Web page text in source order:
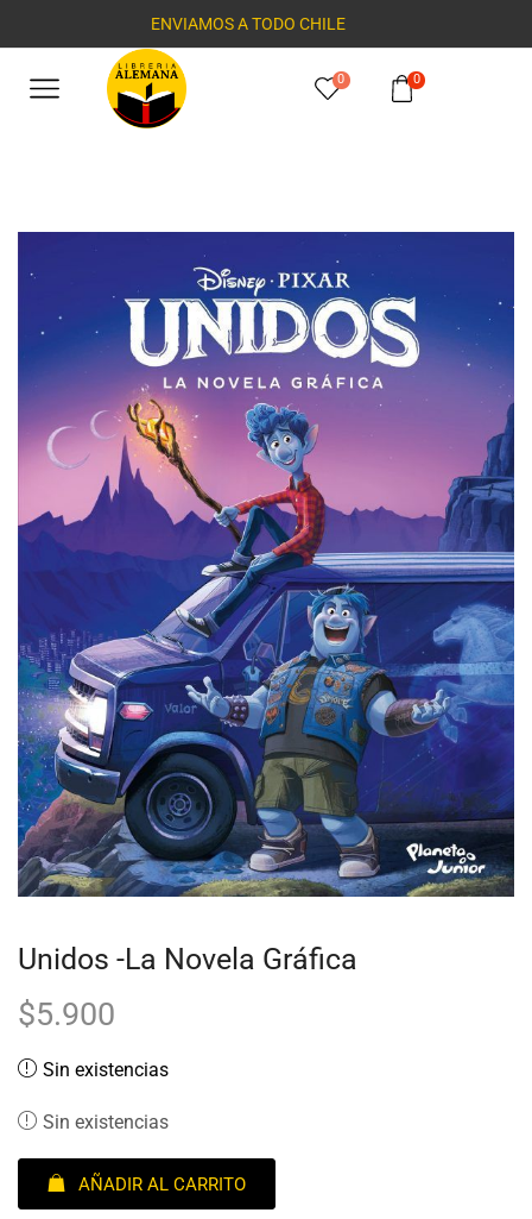
ENVIAMOS A TODO CHILE
0 0
Unidos -La Novela Gráfica
$5.900
Sin existencias
Sin existencias
AÑADIR AL CARRITO